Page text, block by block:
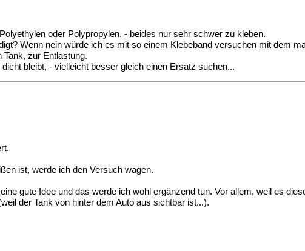
oder Polypropylen, - beides nur sehr schwer zu kleben.
Wenn nein würde ich es mit so einem Klebeband versuchen mit dem
Tank, zur Entlastung.
bleibt, - vielleicht besser gleich einen Ersatz suchen...
ist, werde ich den Versuch wagen.
gute Idee und das werde ich wohl ergänzend tun. Vor allem, weil es
der Tank von hinter dem Auto aus sichtbar ist...).